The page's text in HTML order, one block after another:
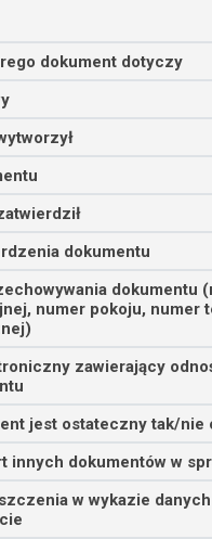
dokument dotyczy
dokumentu
dokumentu
numer pokoju, numer
zawierający
jest ostateczny tak/nie
innych dokumentów w
w wykazie danych